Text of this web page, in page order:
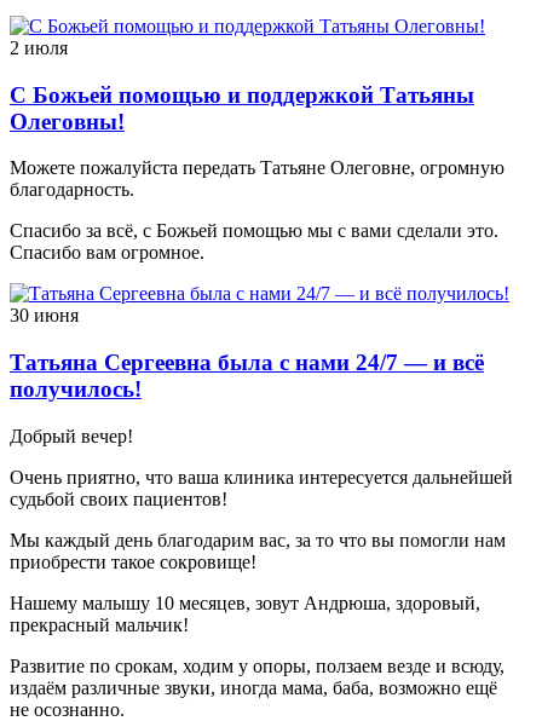
2 июля
С Божьей помощью и поддержкой Татьяны
Олеговны!
Можете пожалуйста передать Татьяне Олеговне, огромную
благодарность.
Спасибо за всё, с Божьей помощью мы с вами сделали это.
Спасибо вам огромное.
30 июня
Татьяна Сергеевна была с нами 24/7 — и всё
получилось!
Добрый вечер!
Очень приятно, что ваша клиника интересуется дальнейшей
судьбой своих пациентов!
Мы каждый день благодарим вас, за то что вы помогли нам
приобрести такое сокровище!
Нашему малышу 10 месяцев, зовут Андрюша, здоровый,
прекрасный мальчик!
Развитие по срокам, ходим у опоры, ползаем везде и всюду,
издаём различные звуки, иногда мама, баба, возможно ещё
не осознанно.